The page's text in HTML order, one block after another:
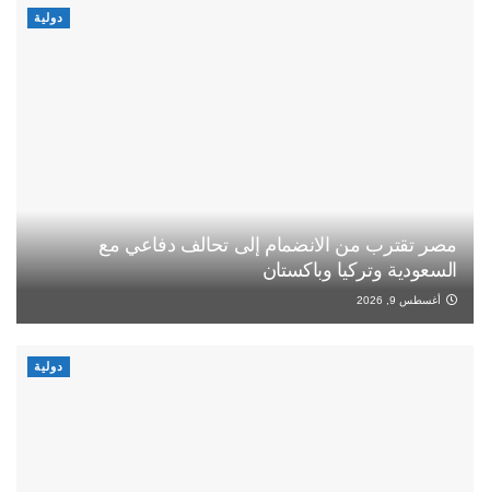
دولية
مصر تقترب من الانضمام إلى تحالف دفاعي مع
السعودية وتركيا وباكستان
أغسطس 9, 2026
دولية